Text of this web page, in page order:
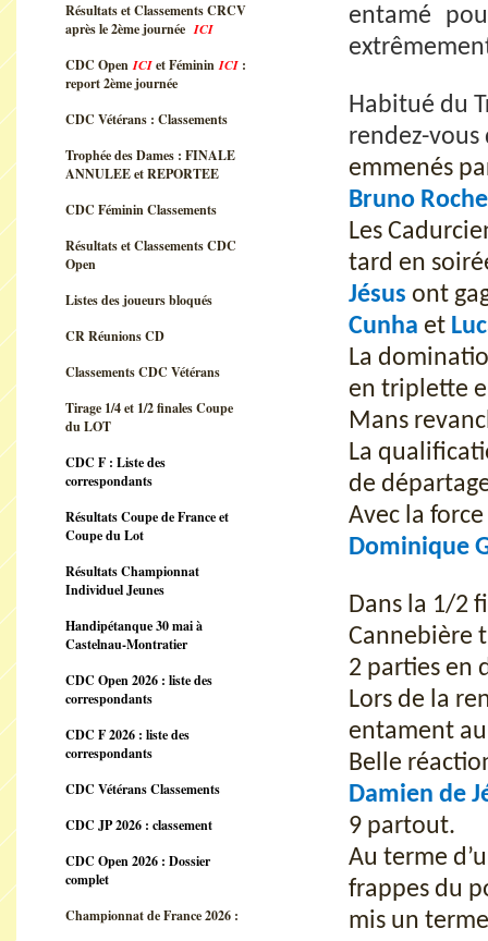
Résultats et Classements CRCV
après le 2ème journée ICI
CDC OpenICIet FémininICI :
report 2ème journée
CDC Vétérans : Classements
Trophée des Dames : FINALE
ANNULEE et REPORTEE
CDC Féminin Classements
Résultats et Classements CDC
Open
Listes des joueurs bloqués
CR Réunions CD
Classements CDC Vétérans
Tirage 1/4 et 1/2 finales Coupe
du LOT
CDC F : Liste des
correspondants
Résultats Coupe de France et
Coupe du Lot
Résultats Championnat
Individuel Jeunes
Handipétanque 30 mai à
Castelnau-Montratier
CDC Open 2026 : liste des
correspondants
CDC F 2026 : liste des
correspondants
CDC Vétérans Classements
CDC JP 2026 : classement
CDC Open 2026 : Dossier
complet
Championnat de France 2026 :
entamé
Habitué du
rendez-
emmenés
Bruno
Les
tard en
Jésus ont
Cunha et
La
en triplette
Mans
La
de
Avec la
Dominique
Dans la 1/2
Cannebière
2 parties en
Lors de la
entament
Belle
Damien de
9 partout.
Au terme
frappes du
mis un